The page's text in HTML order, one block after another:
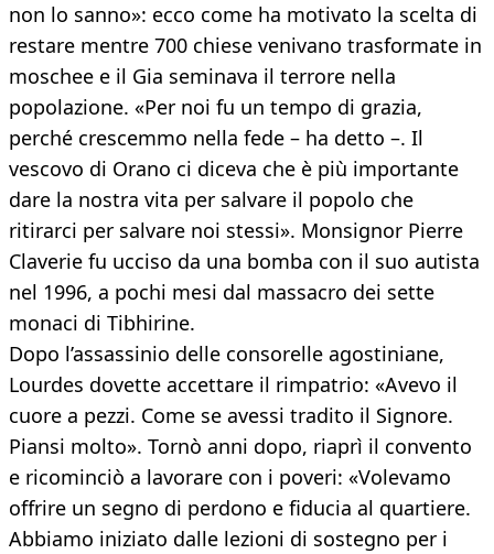
non lo sanno»: ecco come ha motivato la scelta di
restare mentre 700 chiese venivano trasformate in
moschee e il Gia seminava il terrore nella
popolazione. «Per noi fu un tempo di grazia,
perché crescemmo nella fede – ha detto –. Il
vescovo di Orano ci diceva che è più importante
dare la nostra vita per salvare il popolo che
ritirarci per salvare noi stessi». Monsignor Pierre
Claverie fu ucciso da una bomba con il suo autista
nel 1996, a pochi mesi dal massacro dei sette
monaci di Tibhirine.
Dopo l’assassinio delle consorelle agostiniane,
Lourdes dovette accettare il rimpatrio: «Avevo il
cuore a pezzi. Come se avessi tradito il Signore.
Piansi molto». Tornò anni dopo, riaprì il convento
e ricominciò a lavorare con i poveri: «Volevamo
offrire un segno di perdono e fiducia al quartiere.
Abbiamo iniziato dalle lezioni di sostegno per i